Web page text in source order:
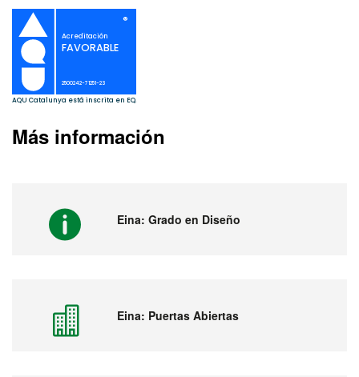
Más información
Eina: Grado en Diseño
Eina: Puertas Abiertas